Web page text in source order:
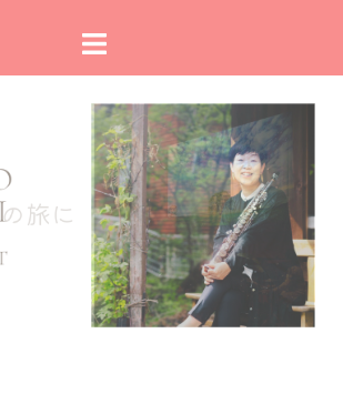
ト
メ
ニ
ュ
ー